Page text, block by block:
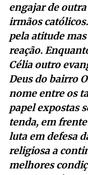
engajar de
irmãos
pela atitude
reação.
Célia outro
Deus do bairro
nome entre os
papel expostas
tenda, em
luta em defesa
religiosa a
melhores